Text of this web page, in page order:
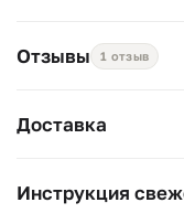
–Ведёрко с
тумбу, не занимает
Прямое решение на
Отзывы 1 отзыв
Доставка
Инструкция